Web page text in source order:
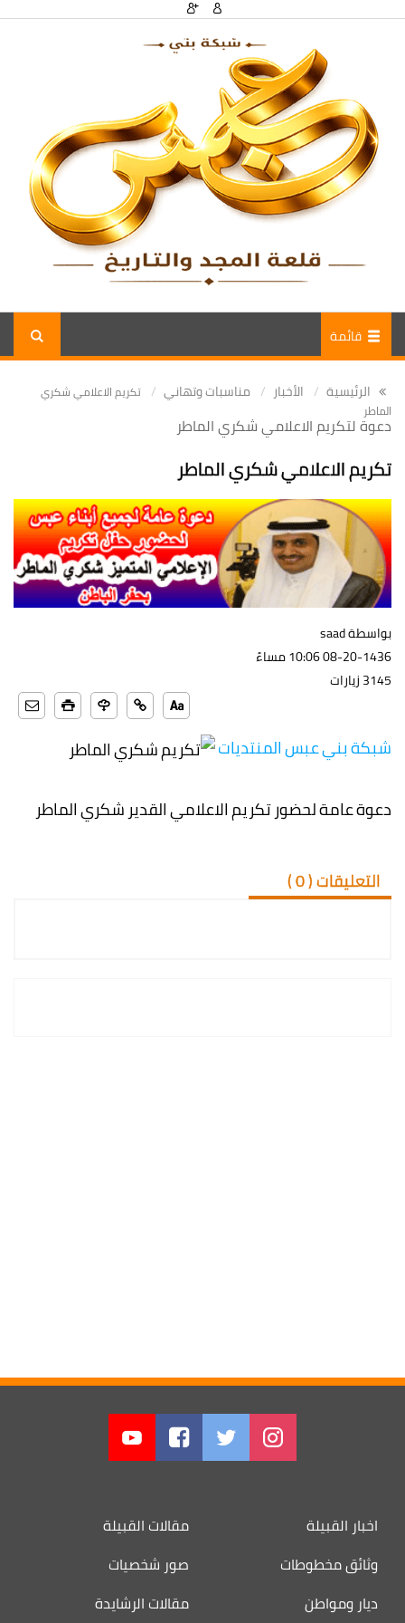
قائمة
الرئيسية الأخبار مناسبات وتهاني
تكريم الاعلامي شكري
الماطر
دعوة لتكريم الاعلامي شكري الماطر
تكريم الاعلامي شكري الماطر
بواسطة saad
08-20-1436 10:06 مساءً
3145 زيارات
شبكة بني عبس المنتديات
دعوة عامة لحضور تكريم الاعلامي القدير شكري الماطر
التعليقات (0
)
اخبار القبيلة
مقالات القبيلة
وثائق مخطوطات
صور شخصيات
ديار ومواطن
مقالات الرشايدة